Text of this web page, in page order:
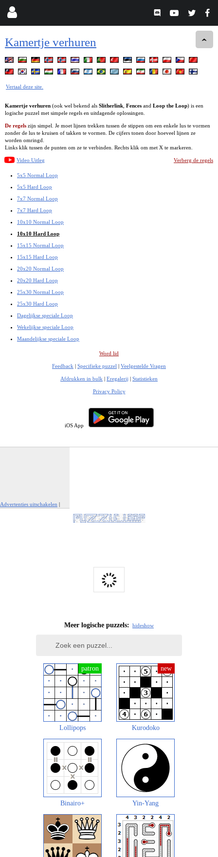
Kamertje verhuren
Vertaal deze site.
Kamertje verhuren (ook wel bekend als Slitherlink Fences and Loop the Loop) is een
logische puzzel met simpele regels en uitdagende oplossingen.
De regels zijn simpel. Je moet lijnen trekken tussen de stippen om een enkele lus te vormen
zonder de lus te kruisen of takken te vormen. De cijfers tonen door hoeveel lijnen ze
worden omringd.
Links klik tussen de punten om ze te verbinden. Rechts klik om met X te markeren.
Video Uitleg Verberg de regels
5x5 Normal Loop
5x5 Hard Loop
7x7 Normal Loop
7x7 Hard Loop
10x10 Normal Loop
10x10 Hard Loop
15x15 Normal Loop
15x15 Hard Loop
20x20 Normal Loop
20x20 Hard Loop
25x30 Normal Loop
25x30 Hard Loop
Dagelijkse speciale Loop
Wekelijkse speciale Loop
Maandelijkse speciale Loop
Word lid
Feedback | Specifieke puzzel | Veelgestelde Vragen
Afdrukken in bulk | Eregalerij | Statistieken
Privacy Policy
iOS App
Advertenties uitschakelen |
Meer logische puzzels: hideshow
Lollipops Kurodoko
Binairo+ Yin-Yang